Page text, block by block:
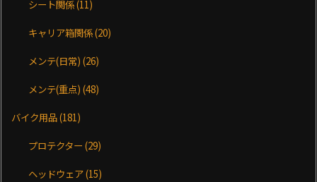
シート関係(11)
キャリア箱関係(20)
メンテ(日常)(26)
メンテ(重点)(48)
バイク用品(181)
プロテクター(29)
ヘッドウェア(15)